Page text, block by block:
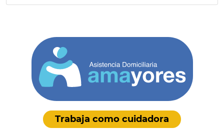
Trabaja como cuidadora